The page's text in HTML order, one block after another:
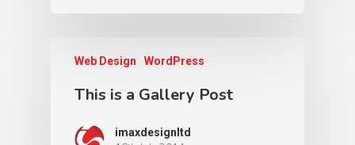
Web Design WordPress
This is a Gallery Post
imaxdesignltd